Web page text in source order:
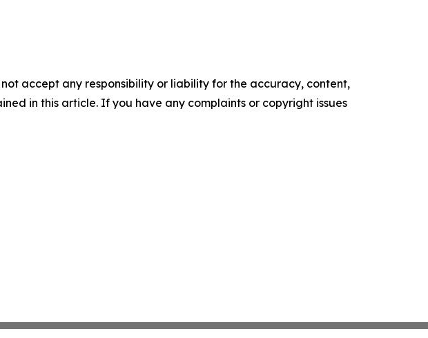
accept any responsibility or liability for the accuracy, content,
in this article. If you have any complaints or copyright issues